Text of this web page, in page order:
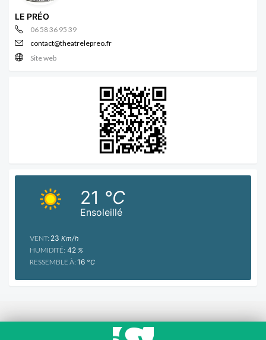
LE PRÉO
06 58 36 95 39
contact@theatrelepreo.fr
Site web
Ensoleillé
21 °C
VENT: 23 Km/h
HUMIDITÉ: 42 %
RESSEMBLE À: 16 °C